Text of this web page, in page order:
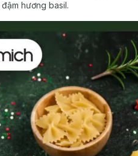
hương basil.